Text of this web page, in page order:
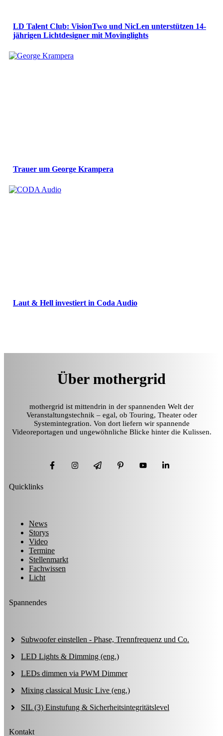
LD Talent Club: VisionTwo und NicLen unterstützen 14-
jährigen Lichtdesigner mit Movinglights
Trauer um George Krampera
Laut & Hell investiert in Coda Audio
Über mothergrid
mothergrid ist mittendrin in der spannenden Welt der
Veranstaltungstechnik – egal, ob Touring, Theater oder
Systemintegration. Von dort liefern wir spannende
Videoreportagen und ungewöhnliche Blicke hinter die Kulissen.
Quicklinks
News
Storys
Video
Termine
Stellenmarkt
Fachwissen
Licht
Spannendes
Subwoofer einstellen - Phase, Trennfrequenz und Co.
LED Lights & Dimming (eng.)
LEDs dimmen via PWM Dimmer
Mixing classical Music Live (eng.)
SIL (3) Einstufung & Sicherheitsintegritätslevel
Kontakt